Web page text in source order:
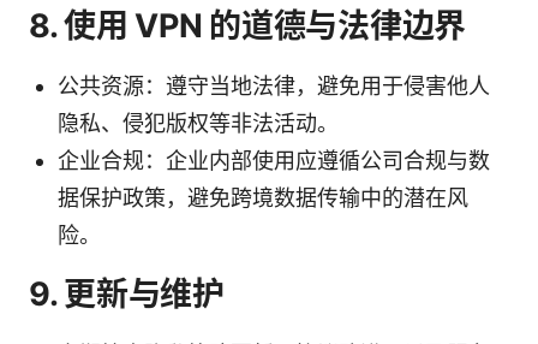
8. 使用 VPN 的道德与法律边界
公共资源：遵守当地法律，避免用于侵害他人
隐私、侵犯版权等非法活动。
企业合规：企业内部使用应遵循公司合规与数
据保护政策，避免跨境数据传输中的潜在风
险。
9. 更新与维护